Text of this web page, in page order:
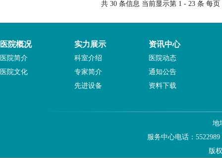
共 30 条信息 当前显示第 1 - 23 条 每页
医院概况
医院简介
医院文化
实力展示
科室介绍
专家简介
先进设备
资讯中心
医院动态
通知公告
资料下载
地
服务中心电话：
版